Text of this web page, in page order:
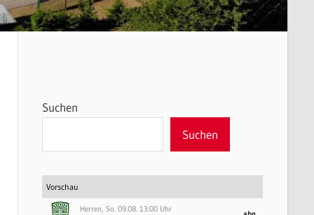
Suchen
Suchen
Vorschau
Herren, So. 09.08. 13:00 Uhr